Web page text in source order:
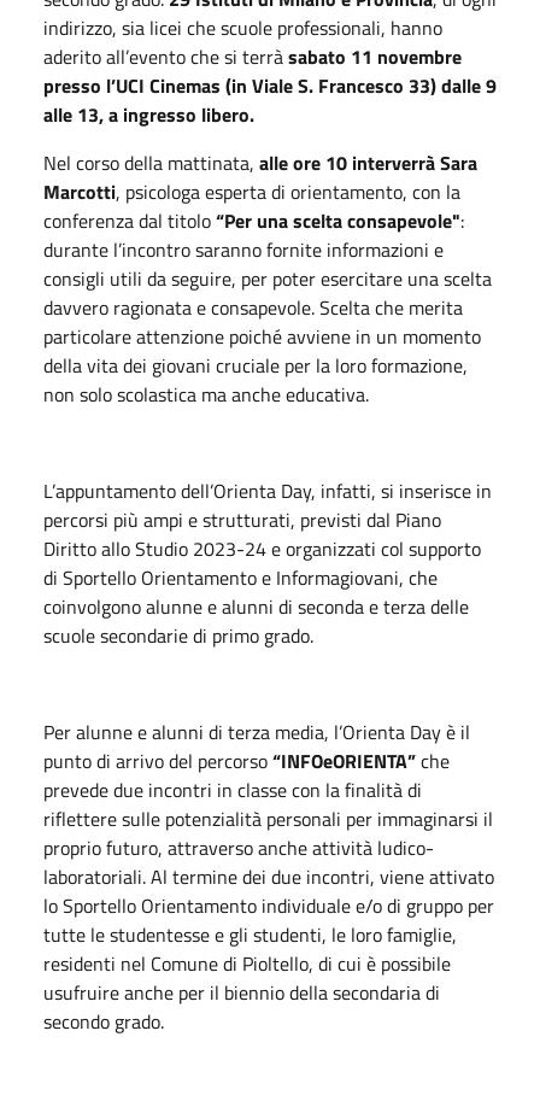
indirizzo, sia licei che scuole professionali, hanno
aderito all’evento che si terràsabato 11 novembre
presso l’UCI Cinemas (in Viale S. Francesco 33) dalle 9
alle 13, a ingresso libero.
Nel corso della mattinata, alle ore 10 interverrà Sara
Marcotti, psicologa esperta di orientamento, con la
conferenza dal titolo“Per una scelta consapevole":
durante l’incontro saranno fornite informazioni e
consigli utili da seguire, per poter esercitare una scelta
davvero ragionata e consapevole. Scelta che merita
particolare attenzione poiché avviene in un momento
della vita dei giovani cruciale per la loro formazione,
non solo scolastica ma anche educativa.
L’appuntamento dell’Orienta Day, infatti, si inserisce in
percorsi più ampi e strutturati, previsti dal Piano
Diritto allo Studio 2023-24 e organizzati col supporto
di Sportello Orientamento e Informagiovani, che
coinvolgono alunne e alunni di seconda e terza delle
scuole secondarie di primo grado.
Per alunne e alunni di terza media, l’Orienta Day è il
punto di arrivo del percorso“INFOeORIENTA”che
prevede due incontri in classe con la finalità di
riflettere sulle potenzialità personali per immaginarsi il
proprio futuro, attraverso anche attività ludico-
laboratoriali. Al termine dei due incontri, viene attivato
lo Sportello Orientamento individuale e/o di gruppo per
tutte le studentesse e gli studenti, le loro famiglie,
residenti nel Comune di Pioltello, di cui è possibile
usufruire anche per il biennio della secondaria di
secondo grado.